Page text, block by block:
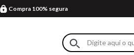
Compra 100% segura